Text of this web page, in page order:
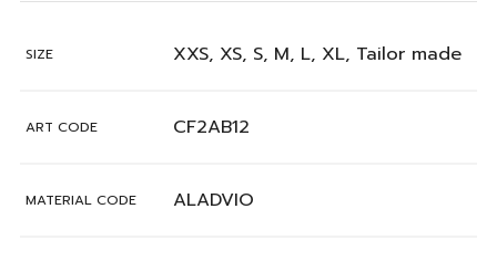
SIZE XXS, XS, S, M, L, XL, Tailor made
ART CODE CF2AB12
MATERIAL CODE ALADVIO